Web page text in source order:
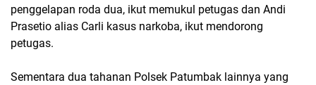
penggelapan roda dua, ikut memukul petugas dan Andi
Prasetio alias Carli kasus narkoba, ikut mendorong
petugas.
Sementara dua tahanan Polsek Patumbak lainnya yang